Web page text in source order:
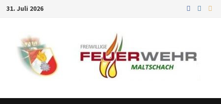
Zum
springen
31. Juli 2026